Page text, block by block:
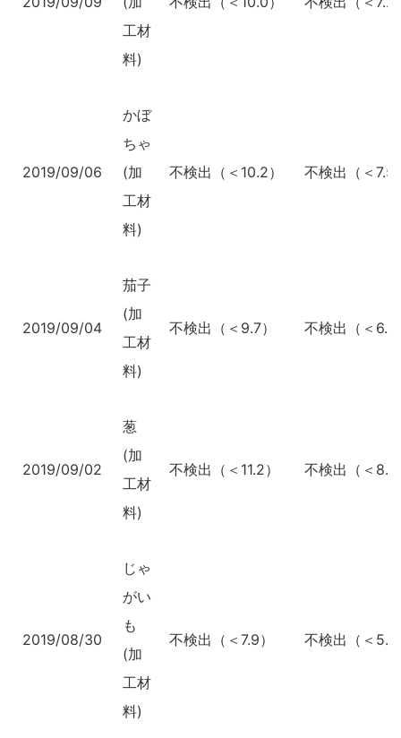
工材
料)
2019/09/06
かぼ
ちゃ
(加
工材
料)
不検出（＜10.2） 不検出（＜7.5
2019/09/04
茄子
(加
工材
料)
不検出（＜9.7） 不検出（＜6.9
2019/09/02
葱
(加
工材
料)
不検出（＜11.2） 不検出（＜8.1
2019/08/30
じゃ
がい
も
(加
工材
料)
不検出（＜7.9） 不検出（＜5.7